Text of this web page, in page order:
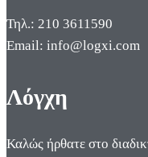
Τηλ.: 210 3611590
Email: info@logxi.com
Λόγχη
Καλώς ήρθατε στο